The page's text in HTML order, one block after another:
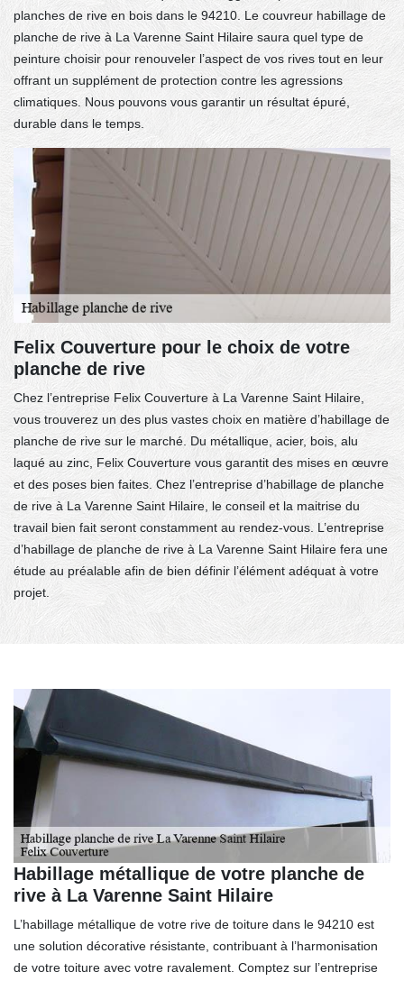
planches de rive en bois dans le 94210. Le couvreur habillage de
planche de rive à La Varenne Saint Hilaire saura quel type de
peinture choisir pour renouveler l’aspect de vos rives tout en leur
offrant un supplément de protection contre les agressions
climatiques. Nous pouvons vous garantir un résultat épuré,
durable dans le temps.
Felix Couverture pour le choix de votre
planche de rive
Chez l’entreprise Felix Couverture à La Varenne Saint Hilaire,
vous trouverez un des plus vastes choix en matière d’habillage de
planche de rive sur le marché. Du métallique, acier, bois, alu
laqué au zinc, Felix Couverture vous garantit des mises en œuvre
et des poses bien faites. Chez l’entreprise d’habillage de planche
de rive à La Varenne Saint Hilaire, le conseil et la maitrise du
travail bien fait seront constamment au rendez-vous. L’entreprise
d’habillage de planche de rive à La Varenne Saint Hilaire fera une
étude au préalable afin de bien définir l’élément adéquat à votre
projet.
Habillage métallique de votre planche de
rive à La Varenne Saint Hilaire
L’habillage métallique de votre rive de toiture dans le 94210 est
une solution décorative résistante, contribuant à l’harmonisation
de votre toiture avec votre ravalement. Comptez sur l’entreprise